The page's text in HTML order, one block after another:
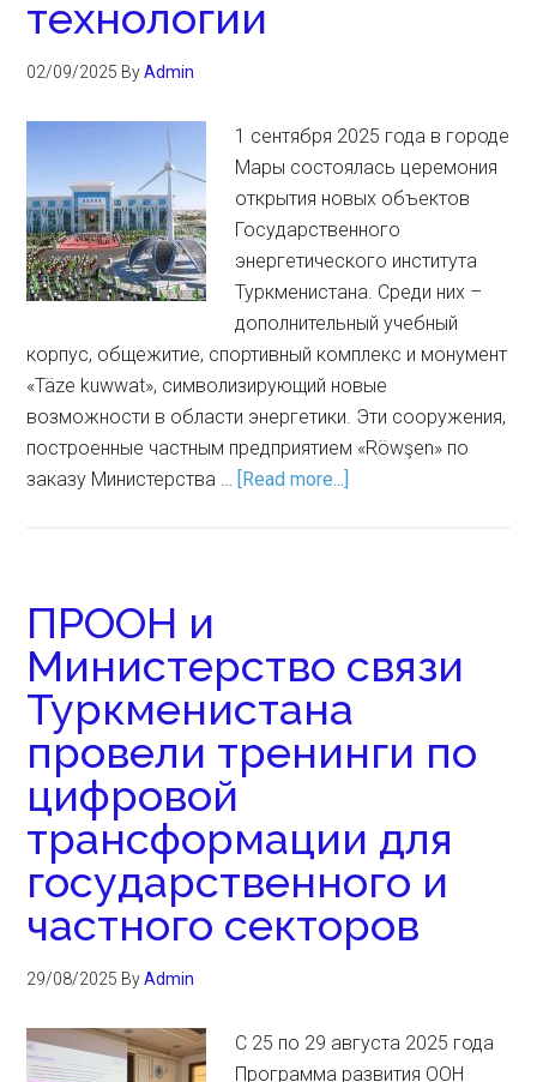
технологии
02/09/2025 ByAdmin
1 сентября 2025 года в городе
Мары состоялась церемония
открытия новых объектов
Государственного
энергетического института
Туркменистана. Среди них –
дополнительный учебный
корпус, общежитие, спортивный комплекс и монумент
«Täze kuwwat», символизирующий новые
возможности в области энергетики. Эти сооружения,
построенные частным предприятием «Röwşen» по
заказу Министерства … [Read more...]
ПРООН и
Министерство связи
Туркменистана
провели тренинги по
цифровой
трансформации для
государственного и
частного секторов
29/08/2025 ByAdmin
С 25 по 29 августа 2025 года
Программа развития ООН